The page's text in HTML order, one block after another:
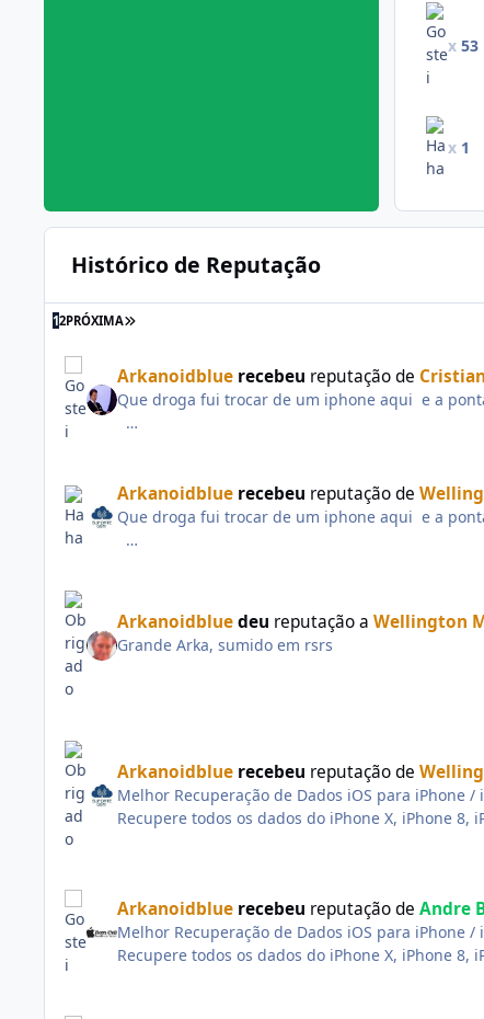
x53
x1
Histórico de Reputação
12PRÓXIMA
Arkanoidblue recebeu reputação de
Que droga fui trocar de um iphone aqui e a
Arkanoidblue recebeu reputação de
Que droga fui trocar de um iphone aqui e a
Arkanoidbluedeu reputação aWellington
Grande Arka, sumido em rsrs
Arkanoidblue recebeu reputação de
Melhor Recuperação de Dados iOS para iPhone /
Recupere todos os dados do iPhone X, iPhone 8,
Recuperar dados (até 20 tipos) do iPhone / iPad /
Alguma vez você já apagou acidentalmente
tipos de dados do seu dispositivo iOS para o
Arkanoidblue recebeu reputação deAndre
Melhor Recuperação de Dados iOS para iPhone /
Recupere todos os dados do iPhone X, iPhone 8,